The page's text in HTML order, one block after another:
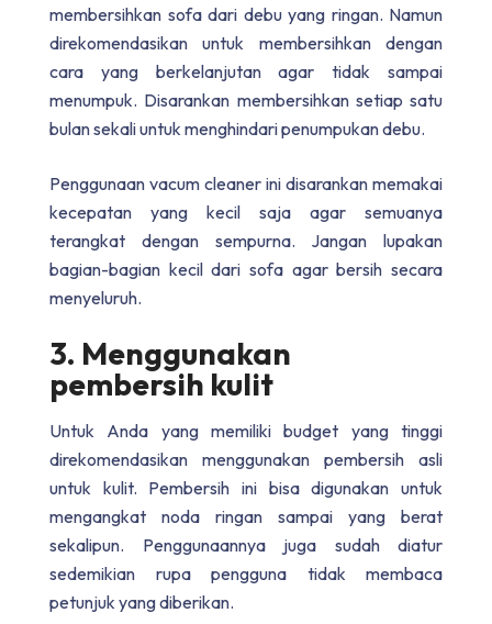
membersihkan sofa dari debu yang ringan. Namun
direkomendasikan untuk membersihkan dengan
cara yang berkelanjutan agar tidak sampai
menumpuk. Disarankan membersihkan setiap satu
bulan sekali untuk menghindari penumpukan debu.
Penggunaan vacum cleaner ini disarankan memakai
kecepatan yang kecil saja agar semuanya
terangkat dengan sempurna. Jangan lupakan
bagian-bagian kecil dari sofa agar bersih secara
menyeluruh.
3. Menggunakan
pembersih kulit
Untuk Anda yang memiliki budget yang tinggi
direkomendasikan menggunakan pembersih asli
untuk kulit. Pembersih ini bisa digunakan untuk
mengangkat noda ringan sampai yang berat
sekalipun. Penggunaannya juga sudah diatur
sedemikian rupa pengguna tidak membaca
petunjuk yang diberikan.